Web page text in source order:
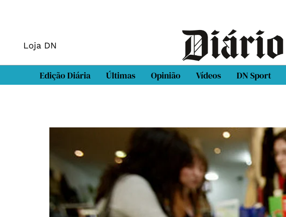
Loja DN
Edição Diária Últimas Opinião Vídeos DN Sport